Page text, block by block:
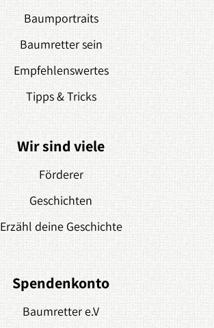
Baumportraits
Baumretter sein
Empfehlenswertes
Tipps & Tricks
Wir sind viele
Förderer
Geschichten
Erzähl deine Geschichte
Spendenkonto
Baumretter e.V